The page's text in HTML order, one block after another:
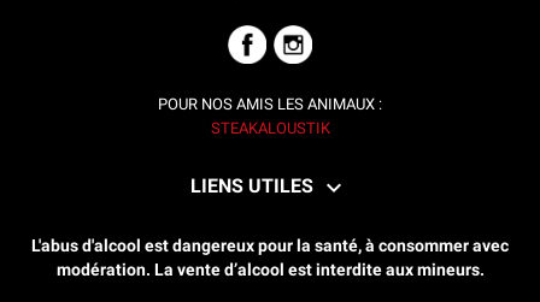
LIENS UTILES 
FACEBOOK
POUR NOS AMIS LES ANIMAUX :
STEAKALOUSTIK
L'abus d'alcool est dangereux pour la santé, à consommer avec
modération. La vente d’alcool est interdite aux mineurs.